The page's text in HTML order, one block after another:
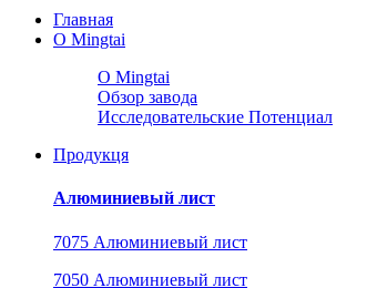
Главная
О Mingtai
О Mingtai
Обзор завода
Исследовательские Потенциал
Продукця
Алюминиевый лист
7075 Алюминиевый лист
7050 Алюминиевый лист